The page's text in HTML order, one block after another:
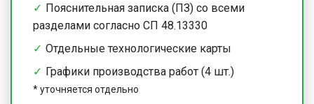
Пояснительная записка (ПЗ) со всеми
разделами согласно СП 48.13330
Отдельные технологические карты
Графики производства работ (4 шт.)
*уточняется отдельно